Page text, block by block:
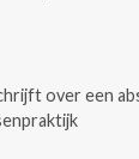
over een